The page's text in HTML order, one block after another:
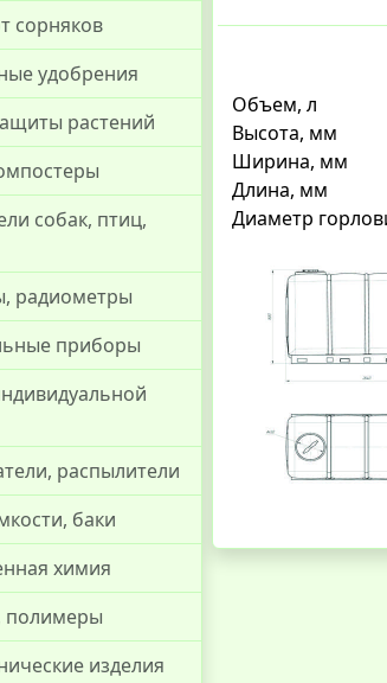
сорняков
удобрения
растений
собак, птиц,
радиометры
приборы
распылители
баки
химия
полимеры
изделия
Объем, л
Высота, мм
Ширина, мм
Длина, мм
Диаметр